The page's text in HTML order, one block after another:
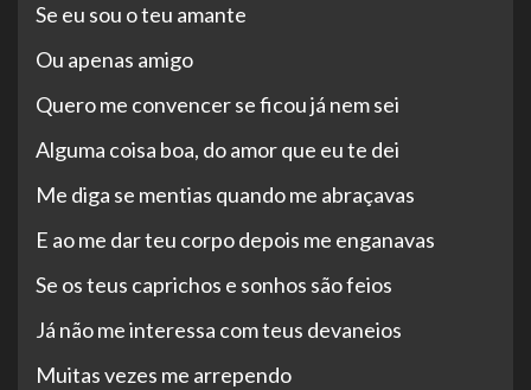
Se eu sou o teu amante
Ou apenas amigo
Quero me convencer se ficou já nem sei
Alguma coisa boa, do amor que eu te dei
Me diga se mentias quando me abraçavas
E ao me dar teu corpo depois me enganavas
Se os teus caprichos e sonhos são feios
Já não me interessa com teus devaneios
Muitas vezes me arrependo